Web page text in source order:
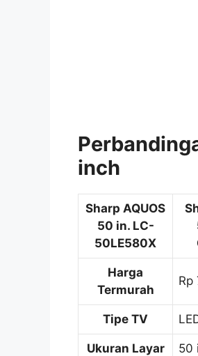
inch
Sharp AQUOS
50 in. LC-
50LE580X
Harga
Termurah
Rp
Tipe TV
Ukuran Layar 50